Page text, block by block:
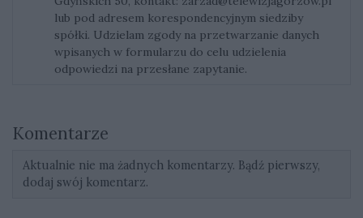
lub pod adresem korespondencyjnym siedziby
spółki. Udzielam zgody na przetwarzanie danych
wpisanych w formularzu do celu udzielenia
odpowiedzi na przesłane zapytanie.
Komentarze
Aktualnie nie ma żadnych komentarzy. Bądź pierwszy,
dodaj swój komentarz.